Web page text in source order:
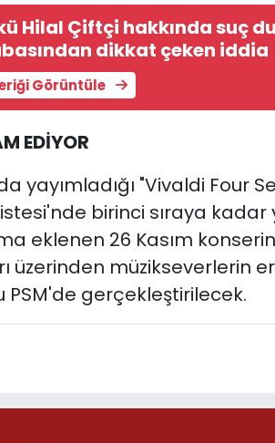
Hilal Çiftçi hakkında suç
dikkat çeken iddia
Görüntüle
EDİYOR
yayımladığı "Vivaldi Four
birinci sıraya kadar
eklenen 26 Kasım
üzerinden müzikseverlerin
PSM'de gerçekleştirilecek.